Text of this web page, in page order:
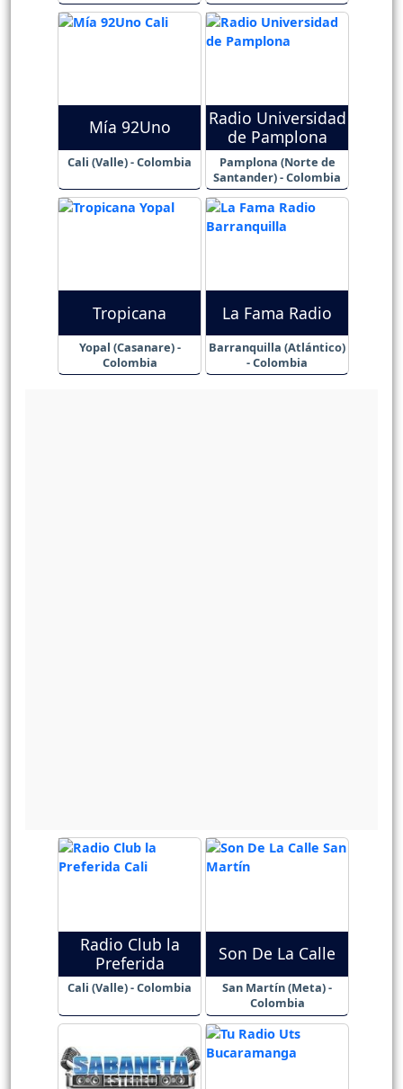
Mía 92Uno
Cali (Valle) - Colombia
Radio Universidad
de Pamplona
Pamplona (Norte de
Santander) - Colombia
Tropicana
Yopal (Casanare) -
Colombia
La Fama Radio
Barranquilla (Atlántico)
- Colombia
Radio Club la
Preferida
Cali (Valle) - Colombia
Son De La Calle
San Martín (Meta) -
Colombia